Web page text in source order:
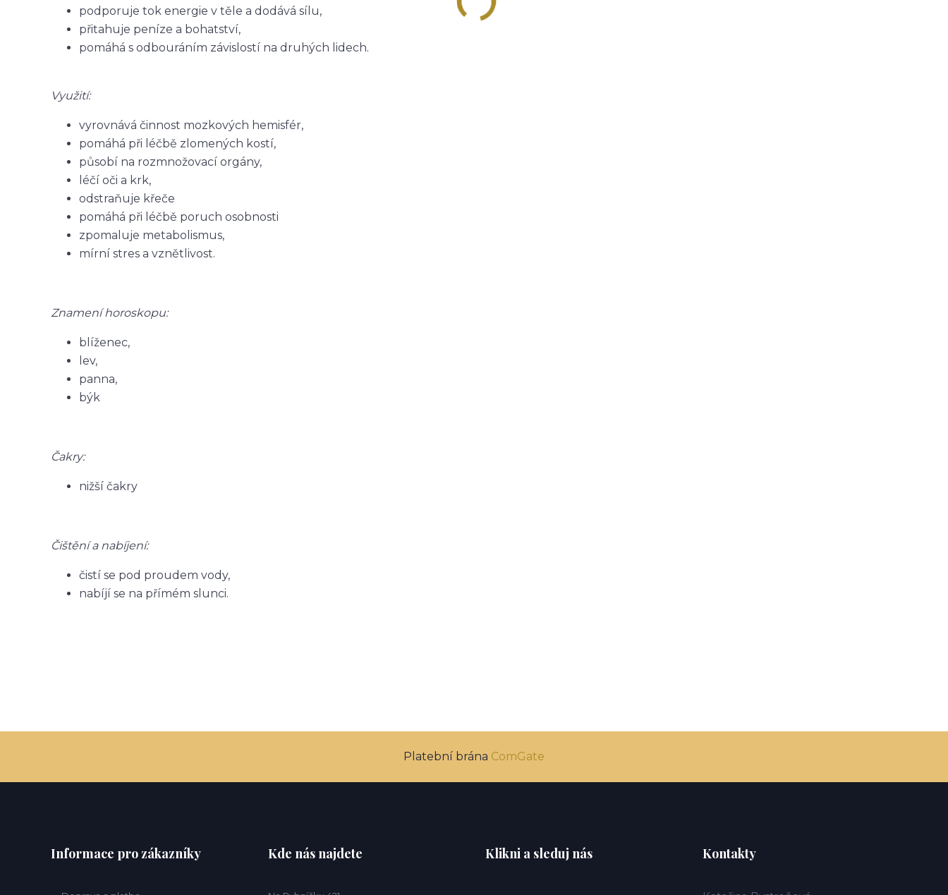
podporuje tok energie v těle a dodává sílu,
přitahuje peníze a bohatství,
pomáhá s odbouráním závislostí na druhých lidech.
Využití:
vyrovnává činnost mozkových hemisfér,
pomáhá při léčbě zlomených kostí,
působí na rozmnožovací orgány,
léčí oči a krk,
odstraňuje křeče
pomáhá při léčbě poruch osobnosti
zpomaluje metabolismus,
mírní stres a vznětlivost.
Znamení horoskopu:
blíženec,
lev,
panna,
býk
Čakry:
nižší čakry
Čištění a nabíjení:
čistí se pod proudem vody,
nabíjí se na přímém slunci.
Platební brána ComGate
Informace pro zákazníky Kde nás najdete Klikni a sleduj nás Kontakty